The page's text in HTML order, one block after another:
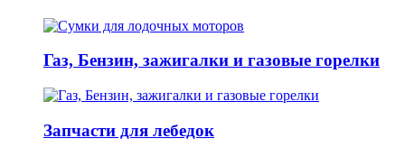
Газ, Бензин, зажигалки и газовые горелки
Запчасти для лебедок